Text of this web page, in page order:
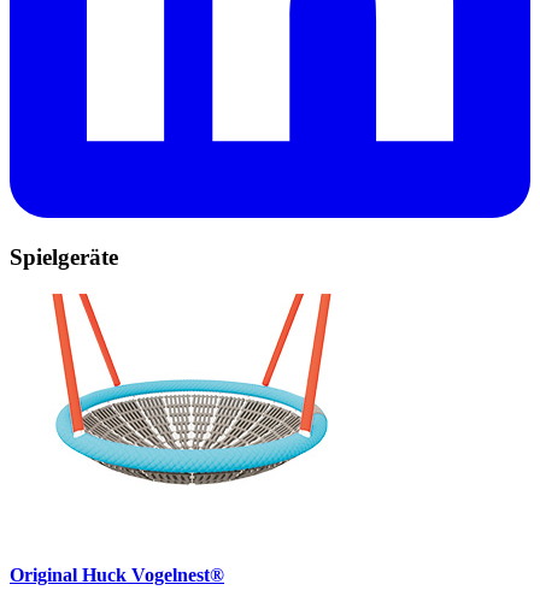
Spielgeräte
Original Huck Vogelnest®